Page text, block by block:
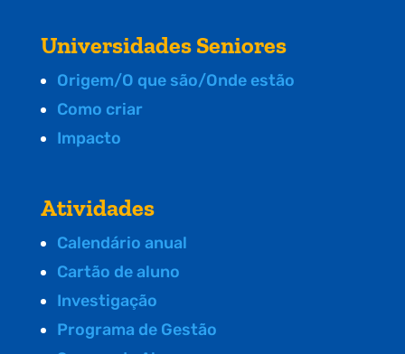
Universidades Seniores
Origem/O que são/Onde estão
Como criar
Impacto
Atividades
Calendário anual
Cartão de aluno
Investigação
Programa de Gestão